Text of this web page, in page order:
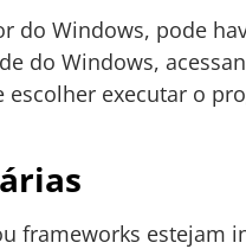
do Windows, pode
do Windows,
escolher executar o
frameworks estejam